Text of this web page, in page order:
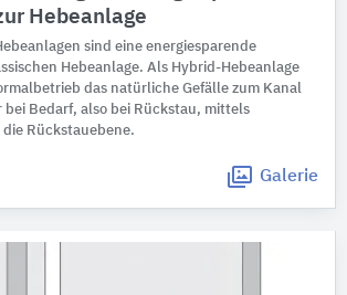
Hebeanlage
sind eine energiesparende
Hebeanlage. Als Hybrid-Hebeanlage
das natürliche Gefälle zum Kanal
bei Bedarf, also bei Rückstau, mittels
Rückstauebene.
Galerie